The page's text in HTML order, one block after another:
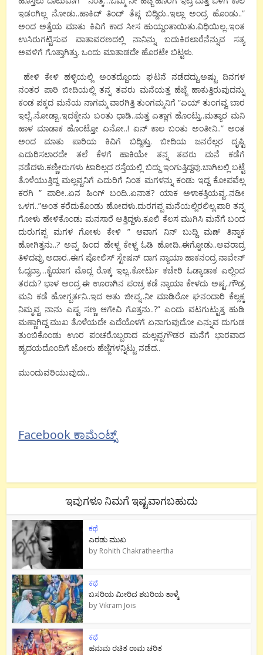
ಇಡಂಗಿಲ್ಲ ನೋಡು..ಹಾಕಿದ್ ತಿಂದ್ ತೆಪ್ಗ ಬಿದ್ದಿರು..ಇಲ್ಲಾ ಅಂದ್ರ ಹೊಂಡು..”
ಅಂದ ಅತ್ತೆಯ ಮಾತು ಕಿವಿಗೆ ಕಾದ ಸೀಸ ಹುಯ್ದಂತಾಯಿತು.ವಿಧಿಯಿಲ್ಲ..ಇಂತ
ಉಸಿರುಗಟ್ಟಿಸುವ ವಾತಾವರಣದಲ್ಲಿ ನಾನಿನ್ನು ಬದುಕಿರಲಾರೆನೆನ್ನುವ ಸತ್ಯ
ಅವಳಿಗೆ ಗೊತ್ತಾಗಿತ್ತು. ಒಂದು ಮಾತಾಡದೇ ಹೊರಟೇ ಬಿಟ್ಟಳು.
ಹೇಳಿ ಕೇಳಿ ಹಳ್ಳಿಯಲ್ಲಿ ಅಂತದ್ದೊಂದು ಘಟನೆ ನಡೆದದ್ದು.ಅಷ್ಟು ದಿನಗಳ
ನಂತರ ಪಾರಿ ಬೀದಿಯಲ್ಲಿ ತನ್ನ ತವರು ಮನೆಯತ್ತ ಹೆಜ್ಜೆ ಹಾಕುತ್ತಿರುವುದನ್ನು
ಕಂಡ ಪಕ್ಕದ ಮನೆಯ ನಾಗಮ್ಮ ವಾರಗಿತ್ತಿ ತುಂಗಮ್ಮನಿಗೆ “ಏಯ್ ತುಂಗವ್ವ ಬಾರ
ಇಲ್ಲೆ..ನೋಡ್ಬಾ..ಇದಕ್ಕೇನು ಬಂತು ಧಾಡಿ..ಮತ್ತ ಎತ್ಲಾಗ ಹೊಂಟ್ತು..ಮತ್ಯಾರ ಮನಿ
ಹಾಳ ಮಾಡಾಕ ಹೊಂಟ್ತೋ ಏನೋ..! ಏನ್ ಕಾಲ‌ ಬಂತು ಅಂತೀನಿ..” ಅಂತ
ಅಂದ ಮಾತು ಪಾರಿಯ ಕಿವಿಗೆ ಬಿದ್ದಿತ್ತು. ಬೀದಿಯ ಜನರೆಲ್ಲರ ದೃಷ್ಟಿ
ಎದುರಿಸಲಾರದೇ ತಲೆ ಕೆಳಗೆ ಹಾಕಿಯೇ ತನ್ನ ತವರು ಮನೆ ಕಡೆಗೆ
ನಡೆದಳು.ಕಣ್ಣೀರುಗಳು ಟಾರಿಲ್ಲದ ರಸ್ತೆಯಲ್ಲಿ ಬಿದ್ದು ಇಂಗುತ್ತಿದ್ದವು.ಬಾಗಿಲಲ್ಲಿ ಬಟ್ಟೆ
ತೊಳೆಯುತ್ತಿದ್ದ ಮಲ್ಲವ್ವನಿಗೆ ಎದುರಿಗೆ ನಿಂತ ಮಗಳನ್ನು ಕಂಡು ಇದ್ದ ಕೋಪವೆಲ್ಲ
ಕರಗಿ ” ಪಾರೀ..ಏನ ಹಿಂಗ್ ಬಂದಿ..ಏನಾತ? ಯಾಕ ಅಳಾಕತ್ತಿಯವ್ವ..ನಡೀ
ಒಳಗ..”ಅಂತ ಕರೆದುಕೊಂಡು ಹೋದಳು.ದುರಗಪ್ಪ ಮನೆಯಲ್ಲಿರಲಿಲ್ಲ.ಪಾರಿ ತನ್ನ
ಗೋಳು ಹೇಳಿಕೊಂಡು ಮನಸಾರೆ ಅತ್ತಿದ್ದಳು.ಕೂಲಿ ಕೆಲಸ ಮುಗಿಸಿ ಮನೆಗೆ ಬಂದ
ದುರುಗಪ್ಪ ಮಗಳ ಗೋಳು ಕೇಳಿ ” ಆವಾಗ ನಿನ್ ಬುದ್ದಿ ಮಣ್ ತಿನ್ನಾಕ
ಹೋಗಿತ್ತನು..? ಅವ್ನ ಹಿಂದ ಹೇಳ್ದ ಕೇಳ್ದ ಓಡಿ ಹೋದಿ..ಈಗ್ನೋಡು..ಅವರಾದ್ರ
ತಿಳಿದವ್ರು ಅದಾರ..ಈಗ ಪೋಲಿಸ್ ಸ್ಟೇಷನ್ ದಾಗ ನ್ಯಾಯಾ ಹಾಕನಂದ್ರ ನಾವೇನ್
ಓದ್ದವ್ರಾ…ಕೈಯಾಗ ಮೊದ್ಲ ರೊಕ್ಕ ಇಲ್ಲ..ಕೋರ್ಟು ಕಚೇರಿ ಓಡ್ಯಾಡಾಕ ಎಲ್ಲಿಂದ
ತರದು? ಭಾಳ ಅಂದ್ರ ಈ ಊರಾಗಿನ ಪಂಚ್ರ ಕಡೆ ನ್ಯಾಯಾ ಕೇಳದು ಅಷ್ಟ..ಗೌಡ್ರ
ಮನಿ ಕಡೆ ಹೋಗ್ಬರ್ತನಿ‌..ಇದ ಆತು ಜೀವ್ನ..ನೀ ಮಾಡಿರೋ ಘನಂದಾರಿ ಕೆಲ್ಸಕ್ಕ
ನಿಮ್ಮವ್ವ ನಾನು ಎಷ್ಟ ಸಣ್ಣ ಆಗೇವಿ ಗೊತ್ತನು..?” ಎಂದು ವಟಗುಟ್ಟುತ್ತ ಹುಡಿ
ಮಣ್ಣಾಗಿದ್ದ ಮುಖ ತೊಳೆಯದೇ ಎದೆಯೊಳಗೆ ಏನಾಗುವುದೋ ಎನ್ನುವ ದುಗುಡ
ತುಂಬಿಕೊಂಡು ಊರ ಪಂಚರೊಬ್ಬರಾದ ಮಲ್ಲಪ್ಪಗೌಡರ ಮನೆಗೆ ಭಾರವಾದ
ಹೃದಯದೊಂದಿಗೆ ಜೋರು ಹೆಜ್ಜೆಗಳನ್ನಿಟ್ಟು ನಡೆದ..
ಮುಂದುವರಿಯುವುದು..
Facebook ಕಾಮೆಂಟ್ಸ್
ಇವುಗಳೂ ನಿಮಗೆ ಇಷ್ಟವಾಗಬಹುದು
ಕಥೆ
ಎರಡು ಮುಖ
by Rohith Chakratheertha
ಕಥೆ
ಬಸರಿಯ ಮೀರಿದ ಶಬರಿಯ ತಾಳ್ಮೆ
byVikram Jois
ಕಥೆ
ಹನುಮ ರಚಿತ ರಾಮ‌ ಚರಿತ